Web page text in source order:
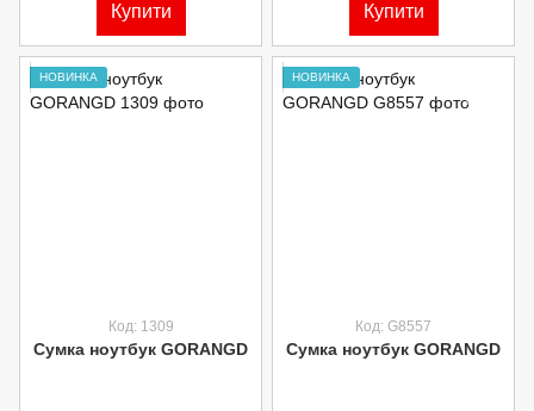
Купити Купити
НОВИНКА
Код: 1309
Сумка ноутбук GORANGD
НОВИНКА
Код: G8557
Сумка ноутбук GORANGD